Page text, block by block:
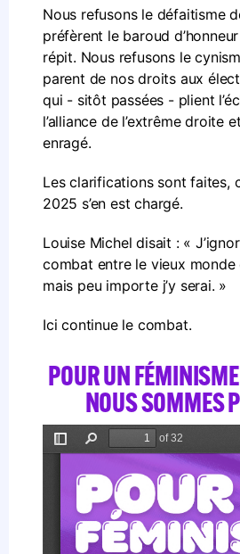
Nous refusons le défaitisme
préfèrent le baroud
répit. Nous refusons le
parent de nos droits aux
qui - sitôt passées - plient
l’alliance de l’extrême droite
enragé.
Les clarifications sont faites,
2025 s’en est chargé.
Louise Michel disait : «
combat entre le vieux monde
mais peu importe j’y serai. »
Ici continue le combat.
POUR UN
NOUS SOMMES